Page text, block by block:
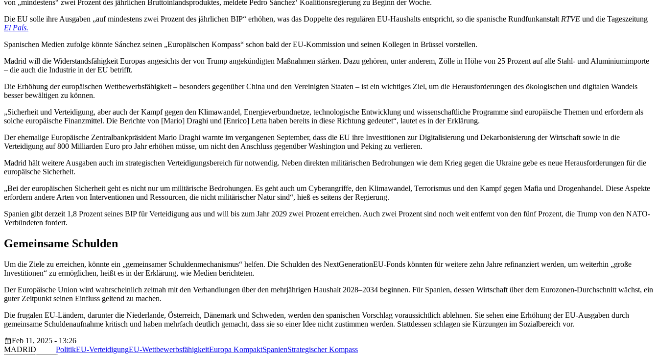
von „mindestens“ zwei Prozent des jährlichen Bruttoinlandsproduktes, meldete Pedro Sánchez‘ Koalitionsregierung zu Beginn der Woche.
Die EU solle ihre Ausgaben „auf mindestens zwei Prozent des jährlichen BIP“ erhöhen, was das Doppelte des regulären EU-Haushalts entspricht, so die spanische Rundfunkanstalt RTVE und die Tageszeitung
El País.
Spanischen Medien zufolge könnte Sánchez seinen „Europäischen Kompass“ schon bald der EU-Kommission und seinen Kollegen in Brüssel vorstellen.
Madrid will die Widerstandsfähigkeit Europas angesichts der von Trump angekündigten Maßnahmen stärken. Dazu gehören, unter anderem, Zölle in Höhe von 25 Prozent auf alle Stahl- und Aluminiumimporte
– die auch die Industrie in der EU betrifft.
Die Erhöhung der europäischen Wettbewerbsfähigkeit – besonders gegenüber China und den Vereinigten Staaten – ist ein wichtiges Ziel, um die Herausforderungen des ökologischen und digitalen Wandels
besser bewältigen zu können.
„Sicherheit und Verteidigung, aber auch der Kampf gegen den Klimawandel, Energieverbundnetze, technologische Entwicklung und wissenschaftliche Programme sind europäische Themen und erfordern als
solche europäische Finanzmittel. Die Berichte von [Mario] Draghi und [Enrico] Letta haben bereits in diese Richtung gedeutet“, lautet es in der Erklärung.
Der ehemalige Europäische Zentralbankpräsident Mario Draghi warnte im vergangenen September, dass die EU ihre Investitionen zur Digitalisierung und Dekarbonisierung der Wirtschaft sowie in die
Verteidigung auf 800 Milliarden Euro pro Jahr erhöhen müsse, um nicht den Anschluss gegenüber Washington und Peking zu verlieren.
Madrid hält weitere Ausgaben auch im strategischen Verteidigungsbereich für notwendig. Neben direkten militärischen Bedrohungen wie dem Krieg gegen die Ukraine gebe es neue Herausforderungen für die
europäische Sicherheit.
„Bei der europäischen Sicherheit geht es nicht nur um militärische Bedrohungen. Es geht auch um Cyberangriffe, den Klimawandel, Terrorismus und den Kampf gegen Mafia und Drogenhandel. Diese Aspekte
erfordern andere Arten von Interventionen und Ressourcen, die nicht militärischer Natur sind“, hieß es seitens der Regierung.
Spanien gibt derzeit 1,8 Prozent seines BIP für Verteidigung aus und will bis zum Jahr 2029 zwei Prozent erreichen. Auch zwei Prozent sind noch weit entfernt von den fünf Prozent, die Trump von den NATO-
Verbündeten fordert.
Gemeinsame Schulden
Um die Ziele zu erreichen, könnte ein „gemeinsamer Schuldenmechanismus“ helfen. Die Schulden des NextGenerationEU-Fonds könnten für weitere zehn Jahre refinanziert werden, um weiterhin „große
Investitionen“ zu ermöglichen, heißt es in der Erklärung, wie Medien berichteten.
Der Europäische Union wird wahrscheinlich zeitnah mit den Verhandlungen über den mehrjährigen Haushalt 2028–2034 beginnen. Für Spanien, dessen Wirtschaft über dem Eurozonen-Durchschnitt wächst, ein
guter Zeitpunkt seinen Einfluss geltend zu machen.
Die frugalen EU-Ländern, darunter die Niederlande, Österreich, Dänemark und Schweden, werden den spanischen Vorschlag voraussichtlich ablehnen. Sie sehen eine Erhöhung der EU-Ausgaben durch
gemeinsame Schuldenaufnahme kritisch und haben mehrfach deutlich gemacht, dass sie so einer Idee nicht zustimmen werden. Stattdessen schlagen sie Kürzungen im Sozialbereich vor.
Feb 11, 2025 - 13:26
MADRID
PolitikEU-VerteidigungEU-WettbewerbsfähigkeitEuropa KompaktSpanienStrategischer Kompass